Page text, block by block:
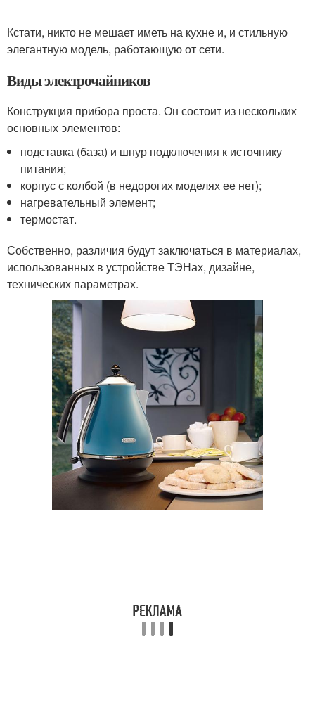
Кстати, никто не мешает иметь на кухне и, и стильную
элегантную модель, работающую от сети.
Виды электрочайников
Конструкция прибора проста. Он состоит из нескольких
основных элементов:
подставка (база) и шнур подключения к источнику
питания;
корпус с колбой (в недорогих моделях ее нет);
нагревательный элемент;
термостат.
Собственно, различия будут заключаться в материалах,
использованных в устройстве ТЭНах, дизайне,
технических параметрах.